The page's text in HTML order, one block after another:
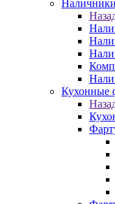
Наличники
Кухонные